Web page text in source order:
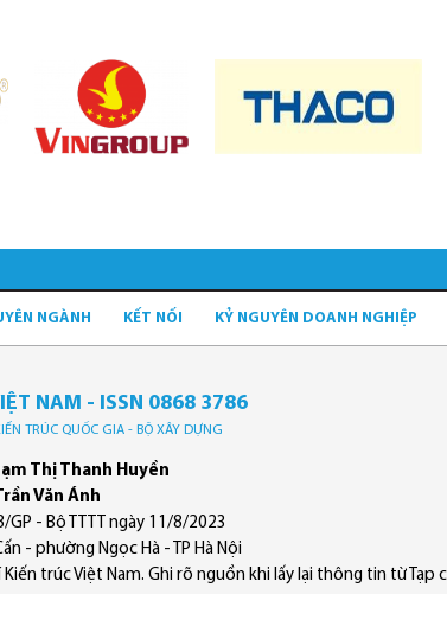
NGÀNH KẾT NỐI KỶ NGUYÊN DOANH NGHIỆP
NAM - ISSN 0868 3786
TRÚC QUỐC GIA - BỘ XÂY DỰNG
Thị Thanh Huyền
Văn Ánh
- Bộ TTTT ngày 11/8/2023
- phường Ngọc Hà - TP Hà Nội
trúc Việt Nam. Ghi rõ nguồn khi lấy lại thông tin từ Tạp